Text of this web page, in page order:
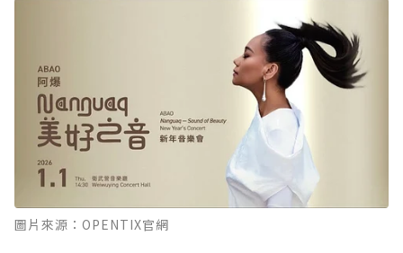
圖片來源：OPENTIX官網